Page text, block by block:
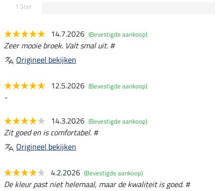
1 Ster
14.7.2026 (Bevestigde aankoop)
Zeer mooie broek. Valt smal uit. #
Origineel bekijken
12.5.2026 (Bevestigde aankoop)
-
14.3.2026 (Bevestigde aankoop)
Zit goed en is comfortabel. #
Origineel bekijken
4.2.2026 (Bevestigde aankoop)
De kleur past niet helemaal, maar de kwaliteit is goed. #